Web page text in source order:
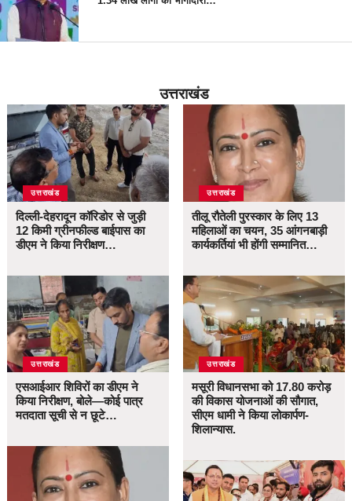
उत्तराखंड
उत्तराखंड
दिल्ली-देहरादून कॉरिडोर से जुड़ी
12 किमी ग्रीनफील्ड बाईपास का
डीएम ने किया निरीक्षण…
उत्तराखंड
एसआईआर शिविरों का डीएम ने
किया निरीक्षण, बोले—कोई पात्र
मतदाता सूची से न छूटे…
उत्तराखंड
तीलू रौतेली पुरस्कार के लिए 13
महिलाओं का चयन, 35 आंगनबाड़ी
कार्यकर्तियां भी होंगी सम्मानित…
उत्तराखंड
मसूरी विधानसभा को 17.80 करोड़
की विकास योजनाओं की सौगात,
सीएम धामी ने किया लोकार्पण-
शिलान्यास.